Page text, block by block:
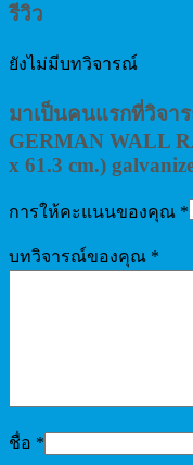
รีวิว
ยังไม่มีบทวิจารณ์
มาเป็นคนแรกที่วิจา
GERMAN WALL
x 61.3 cm.)
การให้คะแนนของคุณ *
บทวิจารณ์ของคุณ *
ชื่อ *